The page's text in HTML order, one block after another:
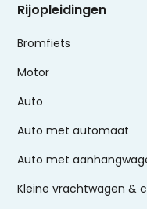
Rijopleidingen
Bromfiets
Motor
Auto
Auto met automaat
Auto met
Kleine vrachtwagen &